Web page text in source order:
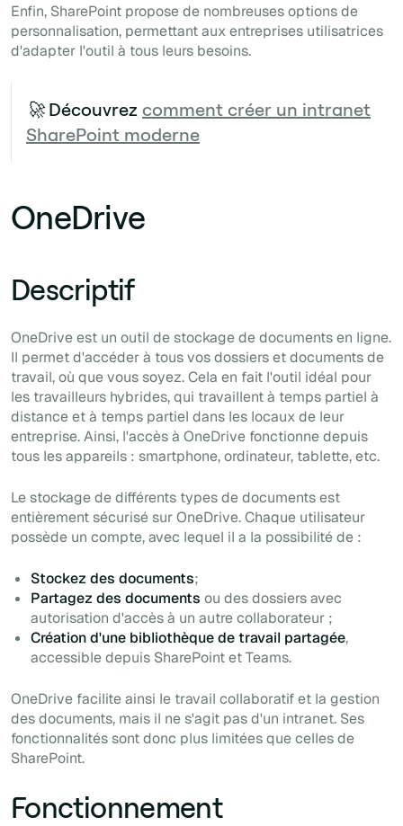
Enfin, SharePoint propose de nombreuses options de
personnalisation, permettant aux entreprises utilisatrices
d'adapter l'outil à tous leurs besoins.
🚀Découvrez comment créer un intranet
SharePoint moderne
OneDrive
Descriptif
OneDrive est un outil de stockage de documents en ligne.
Il permet d'accéder à tous vos dossiers et documents de
travail, où que vous soyez. Cela en fait l'outil idéal pour
les travailleurs hybrides, qui travaillent à temps partiel à
distance et à temps partiel dans les locaux de leur
entreprise. Ainsi, l'accès à OneDrive fonctionne depuis
tous les appareils : smartphone, ordinateur, tablette, etc.
Le stockage de différents types de documents est
entièrement sécurisé sur OneDrive. Chaque utilisateur
possède un compte, avec lequel il a la possibilité de :
Stockez des documents;
Partagez des documents ou des dossiers avec
autorisation d'accès à un autre collaborateur ;
Création d'une bibliothèque de travail partagée,
accessible depuis SharePoint et Teams.
OneDrive facilite ainsi le travail collaboratif et la gestion
des documents, mais il ne s'agit pas d'un intranet. Ses
fonctionnalités sont donc plus limitées que celles de
SharePoint.
Fonctionnement